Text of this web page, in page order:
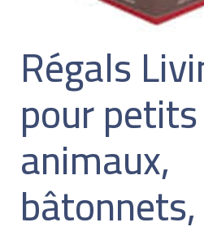
Régals
pour petits
animaux,